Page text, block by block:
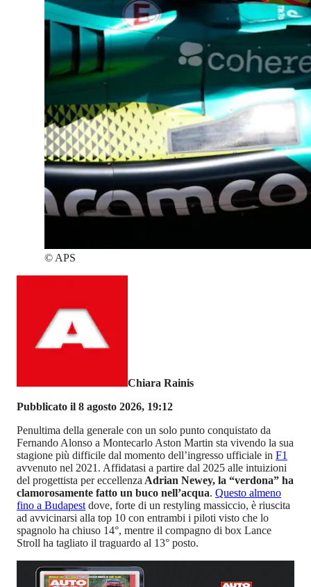
© APS
Chiara Rainis
Pubblicato il 8 agosto 2026, 19:12
Penultima della generale con un solo punto conquistato da
Fernando Alonso a Montecarlo Aston Martin sta vivendo la sua
stagione più difficile dal momento dell’ingresso ufficiale in F1
avvenuto nel 2021. Affidatasi a partire dal 2025 alle intuizioni
del progettista per eccellenza Adrian Newey, la “verdona” ha
clamorosamente fatto un buco nell’acqua. Questo almeno
fino a Budapest dove, forte di un restyling massiccio, è riuscita
ad avvicinarsi alla top 10 con entrambi i piloti visto che lo
spagnolo ha chiuso 14°, mentre il compagno di box Lance
Stroll ha tagliato il traguardo al 13° posto.